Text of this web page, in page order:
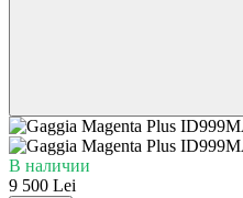
В наличии
9 500 Lei